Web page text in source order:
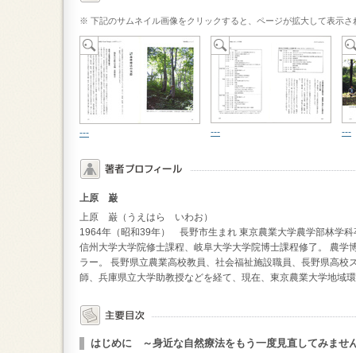
※ 下記のサムネイル画像をクリックすると、ページが拡大して表示さ
--- --- ---
上原 巌
上原 巌（うえはら いわお）
1964年（昭和39年） 長野市生まれ 東京農業大学農学部林学
信州大学大学院修士課程、岐阜大学大学院博士課程修了。 農学
ラー。 長野県立農業高校教員、社会福祉施設職員、長野県高校
師、兵庫県立大学助教授などを経て、現在、東京農業大学地域
はじめに ～身近な自然療法をもう一度見直してみませ